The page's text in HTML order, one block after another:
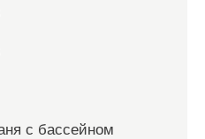
с бассейном